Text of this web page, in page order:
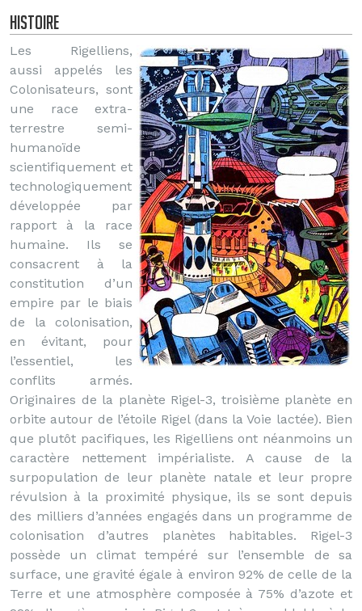
Histoire
Les Rigelliens,
aussi appelés les
Colonisateurs, sont
une race extra-
terrestre semi-
humanoïde
scientifiquement et
technologiquement
développée par
rapport à la race
humaine. Ils se
consacrent à la
constitution d’un
empire par le biais
de la colonisation,
en évitant, pour
l’essentiel, les
conflits armés.
Originaires de la planète Rigel-3, troisième planète en
orbite autour de l’étoile Rigel (dans la Voie lactée). Bien
que plutôt pacifiques, les Rigelliens ont néanmoins un
caractère nettement impérialiste. A cause de la
surpopulation de leur planète natale et leur propre
révulsion à la proximité physique, ils se sont depuis
des milliers d’années engagés dans un programme de
colonisation d’autres planètes habitables. Rigel-3
possède un climat tempéré sur l’ensemble de sa
surface, une gravité égale à environ 92% de celle de la
Terre et une atmosphère composée à 75% d’azote et